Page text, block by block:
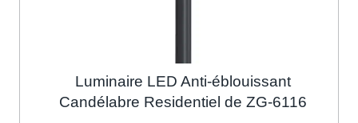
Luminaire LED Anti-éblouissant
Candélabre Residentiel de ZG-6116